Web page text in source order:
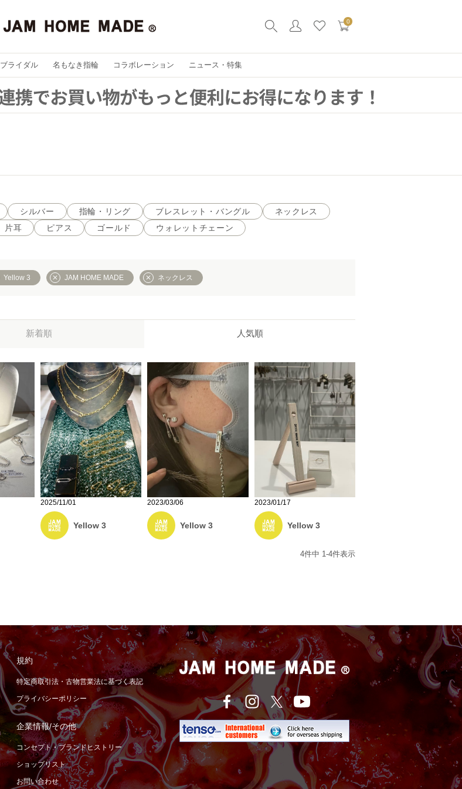
0
ブライダル 名もなき指輪 コラボレーション ニュース・特集
シルバー 指輪・リング ブレスレット・バングル
ネックレス
片耳 ピアス ゴールド ウォレットチェーン
Yellow 3 JAM HOME MADE ネックレス
新着順 人気順
2025/11/01
Yellow 3
2023/03/06
Yellow 3
2023/01/17
Yellow 3
4件中 1-4件表示
規約
特定商取引法・古物営業法に基づく表記
プライバシーポリシー
企業情報/その他
コンセプト・ブランドヒストリー
ショップリスト
お問い合わせ